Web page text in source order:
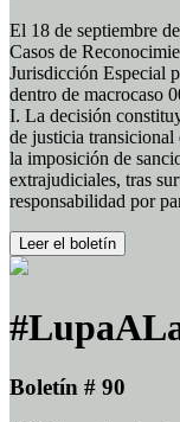
El 18 de septiembre
Casos de
Jurisdicción Especial
dentro de macrocaso
I. La decisión
de justicia
la imposición de
extrajudiciales, tras
responsabilidad por
Leer el boletín
Boletín # 90